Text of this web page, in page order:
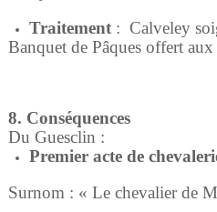
Traitement : Calveley
Banquet de Pâques offert aux
8. Conséquences
Du Guesclin :
Premier acte de
Surnom : « Le chevalier de